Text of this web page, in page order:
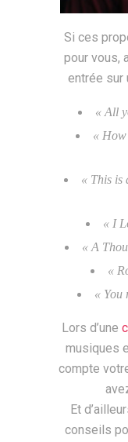
Si ces
pour vous,
entrée sur
« All
«
« This is
« I
« A
«
« You
Lors d’une
musiques
compte
Et
conseils